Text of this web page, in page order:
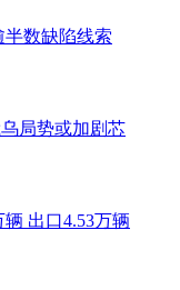
半数缺陷线索
局势或加剧芯
出口4.53万辆